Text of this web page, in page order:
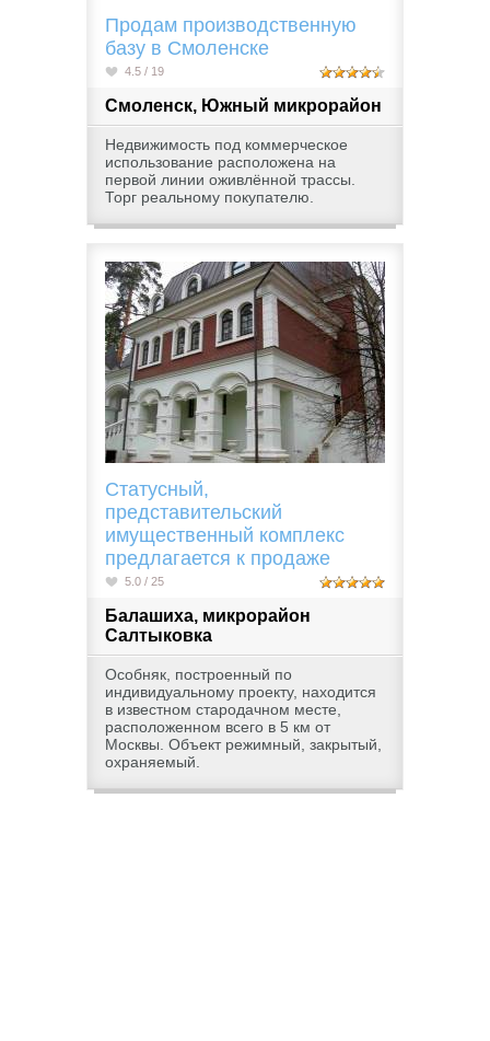
Продам производственную
базу в Смоленске
4.5 / 19
Смоленск, Южный микрорайон
Недвижимость под коммерческое
использование расположена на
первой линии оживлённой трассы.
Торг реальному покупателю.
Статусный,
представительский
имущественный комплекс
предлагается к продаже
5.0 / 25
Балашиха, микрорайон
Салтыковка
Особняк, построенный по
индивидуальному проекту, находится
в известном стародачном месте,
расположенном всего в 5 км от
Москвы. Объект режимный, закрытый,
охраняемый.